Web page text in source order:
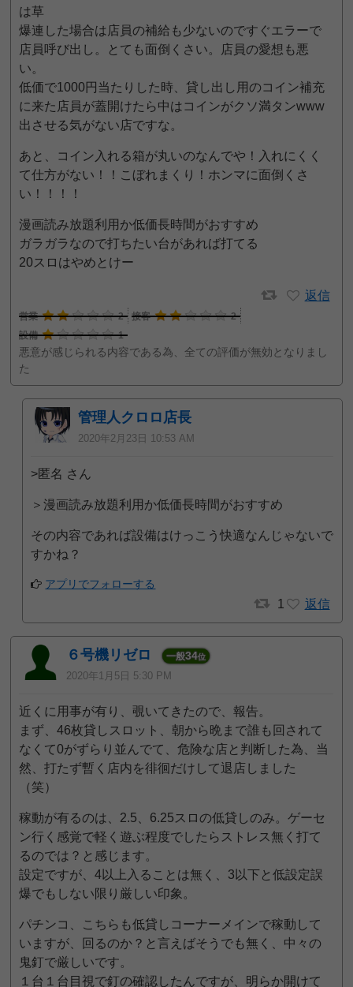
は草
爆連した場合は店員の補給も少ないのですぐエラーで
店員呼び出し。とても面倒くさい。店員の愛想も悪
い。
低価で1000円当たりした時、貸し出し用のコイン補充
に来た店員が蓋開けたら中はコインがクソ満タンwww
出させる気がない店ですな。
あと、コイン入れる箱が丸いのなんでや！入れにくく
て仕方がない！！こぼれまくり！ホンマに面倒くさ
い！！！！
漫画読み放題利用か低価長時間がおすすめ
ガラガラなので打ちたい台があれば打てる
20スロはやめとけー
返信
営業 2 接客
2
設備
1
悪意が感じられる内容である為、全ての評価が無効となりまし
た
管理人クロロ店長
2020年2月23日 10:53 AM
>匿名 さん
＞漫画読み放題利用か低価長時間がおすすめ
その内容であれば設備はけっこう快適なんじゃないで
すかね？
アプリでフォローする
1 返信
６号機リゼロ 一般34位
2020年1月5日 5:30 PM
近くに用事が有り、覗いてきたので、報告。
まず、46枚貸しスロット、朝から晩まで誰も回されて
なくて0がずらり並んでて、危険な店と判断した為、当
然、打たず暫く店内を徘徊だけして退店しました
（笑）
稼動が有るのは、2.5、6.25スロの低貸しのみ。ゲーセ
ン行く感覚で軽く遊ぶ程度でしたらストレス無く打て
るのでは？と感じます。
設定ですが、4以上入ることは無く、3以下と低設定誤
爆でもしない限り厳しい印象。
パチンコ、こちらも低貸しコーナーメインで稼動して
いますが、回るのか？と言えばそうでも無く、中々の
鬼釘で厳しいです。
１台１台目視で釘の確認したんですが、明らか開けて